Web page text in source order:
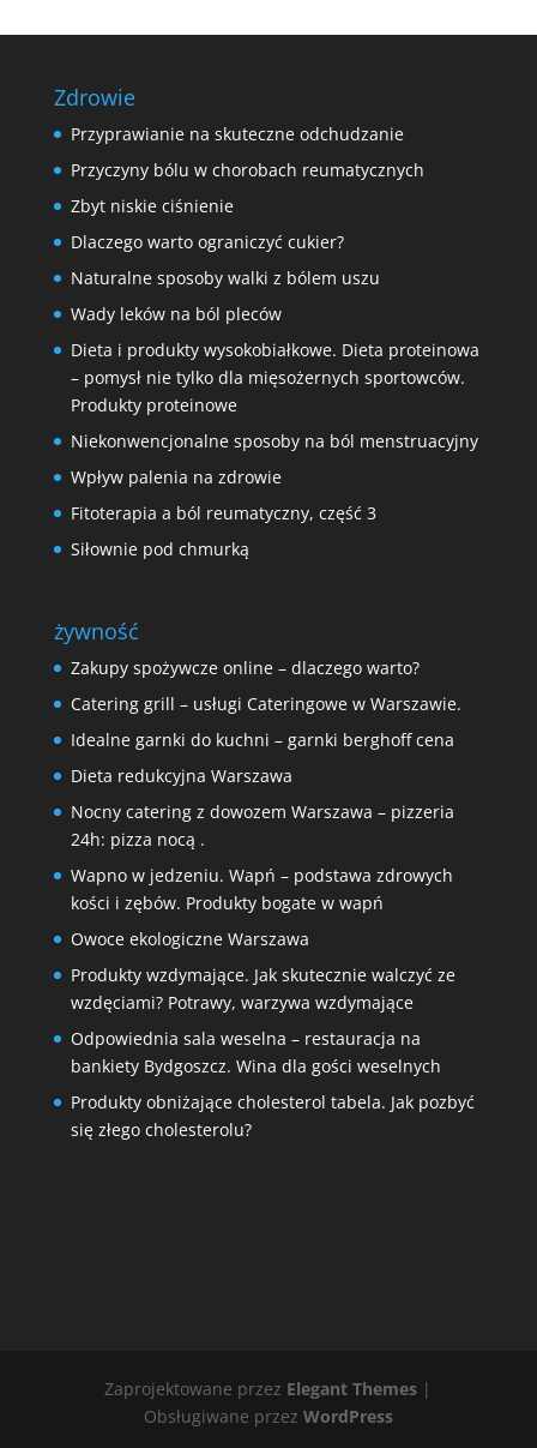
Zdrowie
Przyprawianie na skuteczne odchudzanie
Przyczyny bólu w chorobach reumatycznych
Zbyt niskie ciśnienie
Dlaczego warto ograniczyć cukier?
Naturalne sposoby walki z bólem uszu
Wady leków na ból pleców
Dieta i produkty wysokobiałkowe. Dieta proteinowa
– pomysł nie tylko dla mięsożernych sportowców.
Produkty proteinowe
Niekonwencjonalne sposoby na ból menstruacyjny
Wpływ palenia na zdrowie
Fitoterapia a ból reumatyczny, część 3
Siłownie pod chmurką
żywność
Zakupy spożywcze online – dlaczego warto?
Catering grill – usługi Cateringowe w Warszawie.
Idealne garnki do kuchni – garnki berghoff cena
Dieta redukcyjna Warszawa
Nocny catering z dowozem Warszawa – pizzeria
24h: pizza nocą .
Wapno w jedzeniu. Wapń – podstawa zdrowych
kości i zębów. Produkty bogate w wapń
Owoce ekologiczne Warszawa
Produkty wzdymające. Jak skutecznie walczyć ze
wzdęciami? Potrawy, warzywa wzdymające
Odpowiednia sala weselna – restauracja na
bankiety Bydgoszcz. Wina dla gości weselnych
Produkty obniżające cholesterol tabela. Jak pozbyć
się złego cholesterolu?
Zaprojektowane przez Elegant Themes |
Obsługiwane przez WordPress